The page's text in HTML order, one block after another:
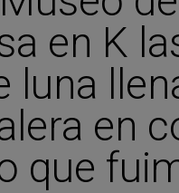
en K
luna
en
que